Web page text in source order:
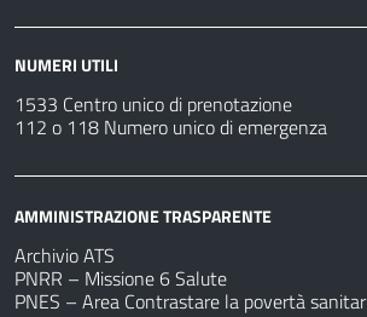
NUMERI UTILI
1533 Centro unico di prenotazione
112 o 118 Numero unico di emergenza
AMMINISTRAZIONE TRASPARENTE
Archivio ATS
PNRR – Missione 6 Salute
PNES – Area Contrastare la povertà